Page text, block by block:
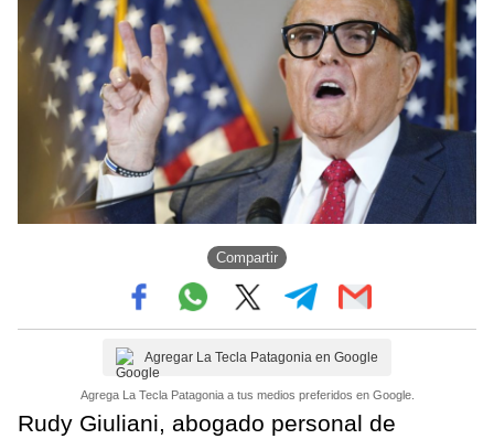
Compartir
Agregar La Tecla Patagonia en Google
Agrega La Tecla Patagonia a tus medios preferidos en Google.
Rudy Giuliani, abogado personal de